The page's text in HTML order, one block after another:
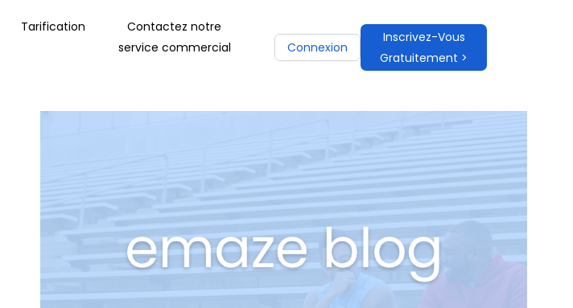
Tarification
Contactez notre
service commercial
Connexion
Inscrivez-Vous
Gratuitement >